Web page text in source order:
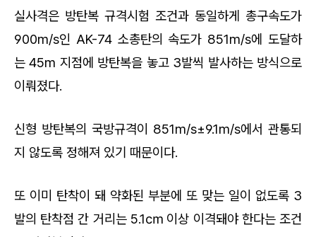
실사격은 방탄복 규격시험 조건과 동일하게 총구속도가
900m/s인 AK-74 소총탄의 속도가 851m/s에 도달하
는 45m 지점에 방탄복을 놓고 3발씩 발사하는 방식으로
이뤄졌다.
신형 방탄복의 국방규격이 851m/s±9.1m/s에서 관통되
지 않도록 정해져 있기 때문이다.
또 이미 탄착이 돼 약화된 부분에 또 맞는 일이 없도록 3
발의 탄착점 간 거리는 5.1㎝ 이상 이격돼야 한다는 조건